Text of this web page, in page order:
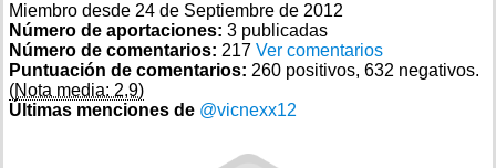
Miembro desde 24 de Septiembre de 2012
Número de aportaciones: 3 publicadas
Número de comentarios: 217 Ver comentarios
Puntuación de comentarios: 260 positivos, 632 negativos.
(Nota media: 2,9)
Últimas menciones de @vicnexx12